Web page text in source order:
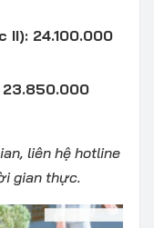
II): 24.100.000
23.850.000
liên hệ hotline
gian thực.